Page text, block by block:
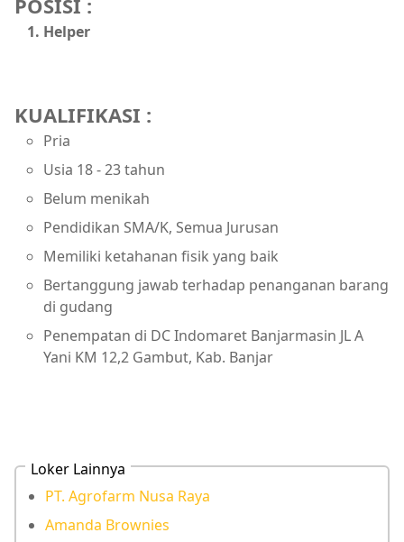
Helper
KUALIFIKASI :
Pria
Usia 18 - 23 tahun
Belum menikah
Pendidikan SMA/K, Semua Jurusan
Memiliki ketahanan fisik yang baik
Bertanggung jawab terhadap penanganan barang
di gudang
Penempatan di DC Indomaret Banjarmasin JL A
Yani KM 12,2 Gambut, Kab. Banjar
Loker Lainnya
PT. Agrofarm Nusa Raya
Amanda Brownies